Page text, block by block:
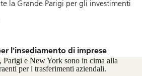
la Grande Parigi per gli investimenti
l'insediamento di imprese